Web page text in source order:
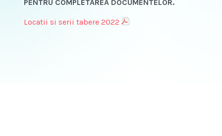
PENTRU COMPLETAREA DOCUMENTELOR.
Locatii si serii tabere 2022